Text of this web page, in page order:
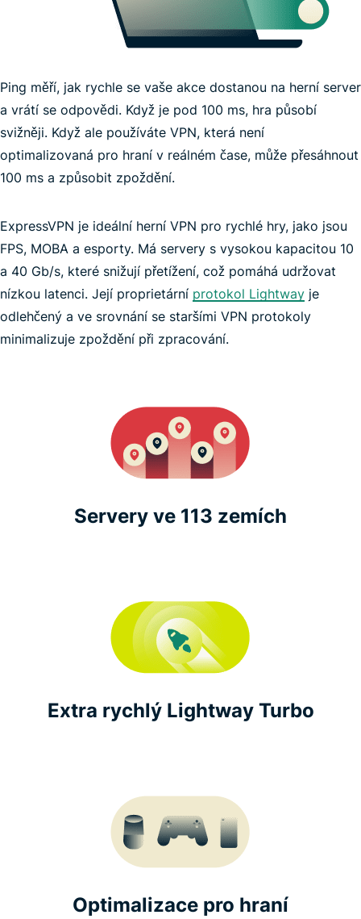
Ping měří, jak rychle se vaše akce dostanou na herní server
a vrátí se odpovědi. Když je pod 100 ms, hra působí
svižněji. Když ale používáte VPN, která není
optimalizovaná pro hraní v reálném čase, může přesáhnout
100 ms a způsobit zpoždění.
ExpressVPN je ideální herní VPN pro rychlé hry, jako jsou
FPS, MOBA a esporty. Má servery s vysokou kapacitou 10
a 40 Gb/s, které snižují přetížení, což pomáhá udržovat
nízkou latenci. Její proprietární protokol Lightway je
odlehčený a ve srovnání se staršími VPN protokoly
minimalizuje zpoždění při zpracování.
k nejrychlejší VPN
Pokémon GO
Servery ve 113 zemích
Extra rychlý Lightway Turbo
Optimalizace pro hraní